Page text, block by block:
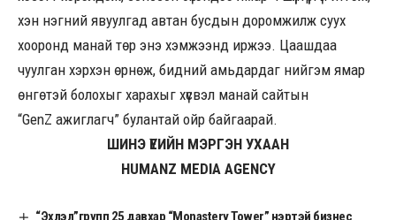
хэн нэгний явуулгад автан бусдын доромжилж суух
хооронд манай төр энэ хэмжээнд иржээ. Цаашдаа
чуулган хэрхэн өрнөж, бидний амьдардаг нийгэм ямар
өнгөтэй болохыг харахыг хүсвэл манай сайтын
“GenZ ажиглагч” булантай ойр байгаарай.
ШИНЭ ҮЕИЙН МЭРГЭН УХААН
HUMANZ MEDIA AGENCY
“Эхлэл”групп 25 давхар “Monastery Tower” нэртэй бизнес